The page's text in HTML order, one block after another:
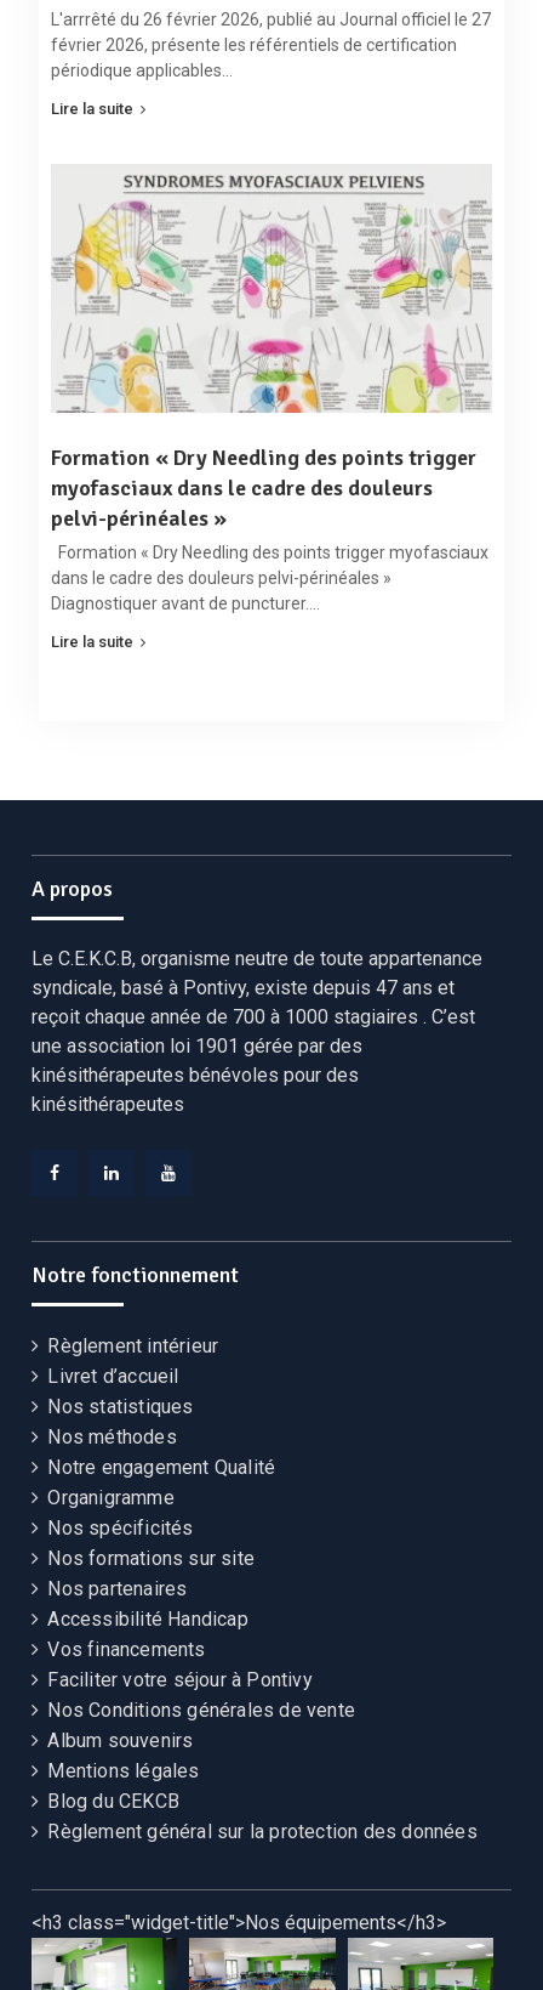
L'arrrêté du 26 février 2026, publié au Journal officiel le 27
février 2026, présente les référentiels de certification
périodique applicables…
Lire la suite
Formation « Dry Needling des points trigger
myofasciaux dans le cadre des douleurs
pelvi-périnéales »
Formation « Dry Needling des points trigger myofasciaux
dans le cadre des douleurs pelvi-périnéales »
Diagnostiquer avant de puncturer.…
Lire la suite
A propos
Le C.E.K.C.B, organisme neutre de toute appartenance
syndicale, basé à Pontivy, existe depuis 47 ans et
reçoit chaque année de 700 à 1000 stagiaires . C’est
une association loi 1901 gérée par des
kinésithérapeutes bénévoles pour des
kinésithérapeutes
CEKCBCEKCBCEKCB
Notre fonctionnement
Règlement intérieur
Livret d’accueil
Nos statistiques
Nos méthodes
Notre engagement Qualité
Organigramme
Nos spécificités
Nos formations sur site
Nos partenaires
Accessibilité Handicap
Vos financements
Faciliter votre séjour à Pontivy
Nos Conditions générales de vente
Album souvenirs
Mentions légales
Blog du CEKCB
Règlement général sur la protection des données
<h3 class="widget-title">Nos équipements</h3>